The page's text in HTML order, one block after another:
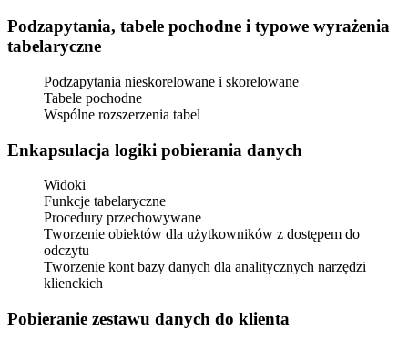
Podzapytania, tabele pochodne i typowe wyrażenia
tabelaryczne
Podzapytania nieskorelowane i skorelowane
Tabele pochodne
Wspólne rozszerzenia tabel
Enkapsulacja logiki pobierania danych
Widoki
Funkcje tabelaryczne
Procedury przechowywane
Tworzenie obiektów dla użytkowników z dostępem do
odczytu
Tworzenie kont bazy danych dla analitycznych narzędzi
klienckich
Pobieranie zestawu danych do klienta